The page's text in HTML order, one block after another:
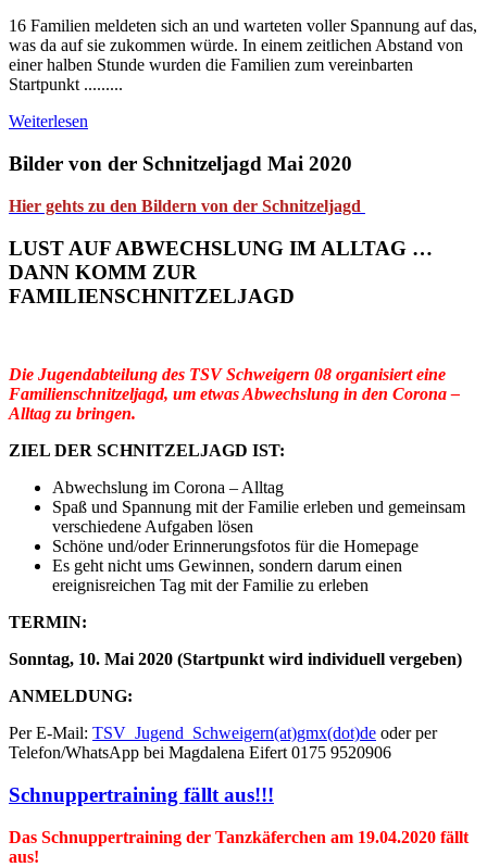
16 Familien meldeten sich an und warteten voller Spannung auf das,
was da auf sie zukommen würde. In einem zeitlichen Abstand von
einer halben Stunde wurden die Familien zum vereinbarten
Startpunkt .........
Weiterlesen
Bilder von der Schnitzeljagd Mai 2020
Hier gehts zu den Bildern von der Schnitzeljagd
LUST AUF ABWECHSLUNG IM ALLTAG …
DANN KOMM ZUR
FAMILIENSCHNITZELJAGD
Die Jugendabteilung des TSV Schweigern 08 organisiert eine
Familienschnitzeljagd, um etwas Abwechslung in den Corona –
Alltag zu bringen.
ZIEL DER SCHNITZELJAGD IST:
Abwechslung im Corona – Alltag
Spaß und Spannung mit der Familie erleben und gemeinsam
verschiedene Aufgaben lösen
Schöne und/oder Erinnerungsfotos für die Homepage
Es geht nicht ums Gewinnen, sondern darum einen
ereignisreichen Tag mit der Familie zu erleben
TERMIN:
Sonntag, 10. Mai 2020 (Startpunkt wird individuell vergeben)
ANMELDUNG:
Per E-Mail: TSV_Jugend_Schweigern(at)gmx(dot)de oder per
Telefon/WhatsApp bei Magdalena Eifert 0175 9520906
Schnuppertraining fällt aus!!!
Das Schnuppertraining der Tanzkäferchen am 19.04.2020 fällt
aus!